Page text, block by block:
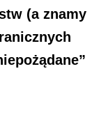
(a znamy